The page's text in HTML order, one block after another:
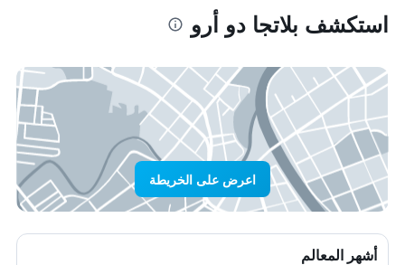
استكشف بلاتجا دو أرو
اعرض على الخريطة
أشهر المعالم